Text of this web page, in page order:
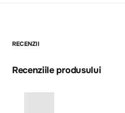
RECENZII
Recenziile produsului